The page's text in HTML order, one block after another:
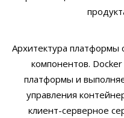
Архитектура платформы
компонентов.
платформы и
управления
клиент-серверное